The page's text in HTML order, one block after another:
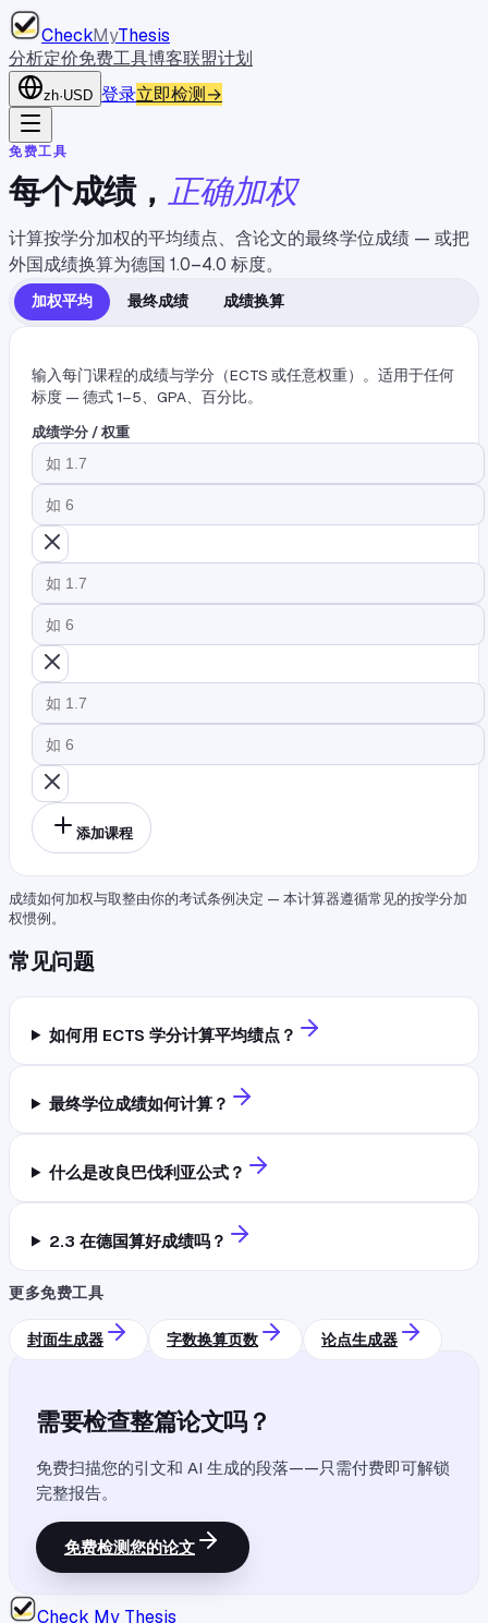
CheckMyThesis
分析定价免费工具博客联盟计划
zh·USD 登录立即检测 →
免费工具
每个成绩， 正确加权
计算按学分加权的平均绩点、含论文的最终学位成绩 — 或把
外国成绩换算为德国 1.0–4.0 标度。
加权平均 最终成绩 成绩换算
输入每门课程的成绩与学分（ECTS 或任意权重）。适用于任何
标度 — 德式 1–5、GPA、百分比。
成绩学分 / 权重
添加课程
成绩如何加权与取整由你的考试条例决定 — 本计算器遵循常见的按学分加
权惯例。
常见问题
如何用 ECTS 学分计算平均绩点？
最终学位成绩如何计算？
什么是改良巴伐利亚公式？
2.3 在德国算好成绩吗？
更多免费工具
封面生成器 字数换算页数 论点生成器
需要检查整篇论文吗？
免费扫描您的引文和 AI 生成的段落——只需付费即可解锁
完整报告。
免费检测您的论文
Check My Thesis